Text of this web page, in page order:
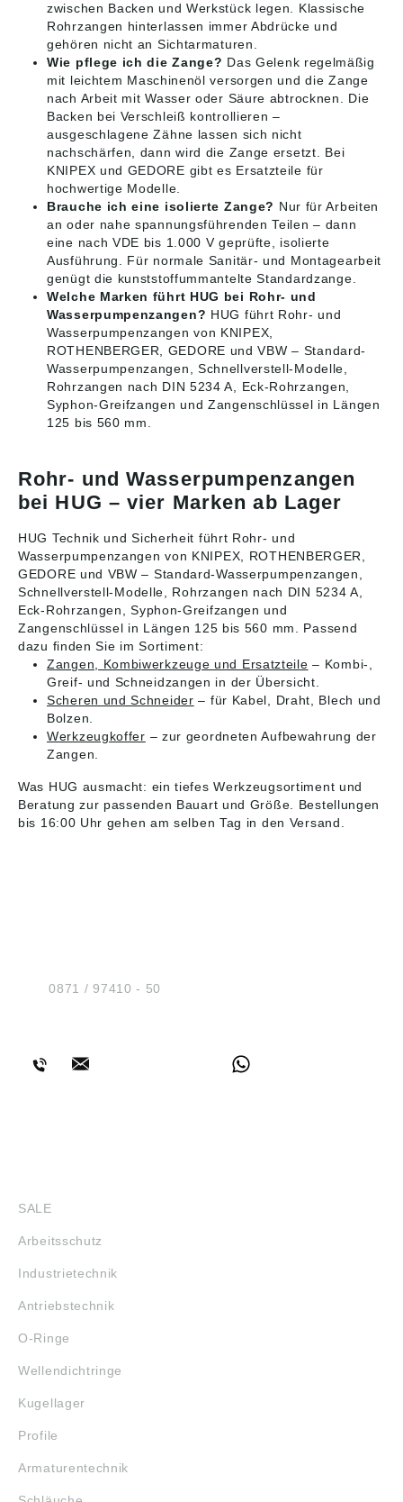
zwischen Backen und Werkstück legen. Klassische
Rohrzangen hinterlassen immer Abdrücke und
gehören nicht an Sichtarmaturen.
Wie pflege ich die Zange? Das Gelenk regelmäßig
mit leichtem Maschinenöl versorgen und die Zange
nach Arbeit mit Wasser oder Säure abtrocknen. Die
Backen bei Verschleiß kontrollieren –
ausgeschlagene Zähne lassen sich nicht
nachschärfen, dann wird die Zange ersetzt. Bei
KNIPEX und GEDORE gibt es Ersatzteile für
hochwertige Modelle.
Brauche ich eine isolierte Zange? Nur für Arbeiten
an oder nahe spannungsführenden Teilen – dann
eine nach VDE bis 1.000 V geprüfte, isolierte
Ausführung. Für normale Sanitär- und Montagearbeit
genügt die kunststoffummantelte Standardzange.
Welche Marken führt HUG bei Rohr- und
Wasserpumpenzangen? HUG führt Rohr- und
Wasserpumpenzangen von KNIPEX,
ROTHENBERGER, GEDORE und VBW – Standard-
Wasserpumpenzangen, Schnellverstell-Modelle,
Rohrzangen nach DIN 5234 A, Eck-Rohrzangen,
Syphon-Greifzangen und Zangenschlüssel in Längen
125 bis 560 mm.
Rohr- und Wasserpumpenzangen
bei HUG – vier Marken ab Lager
HUG Technik und Sicherheit führt Rohr- und
Wasserpumpenzangen von KNIPEX, ROTHENBERGER,
GEDORE und VBW – Standard-Wasserpumpenzangen,
Schnellverstell-Modelle, Rohrzangen nach DIN 5234 A,
Eck-Rohrzangen, Syphon-Greifzangen und
Zangenschlüssel in Längen 125 bis 560 mm. Passend
dazu finden Sie im Sortiment:
Zangen, Kombiwerkzeuge und Ersatzteile – Kombi-,
Greif- und Schneidzangen in der Übersicht.
Scheren und Schneider – für Kabel, Draht, Blech und
Bolzen.
Werkzeugkoffer – zur geordneten Aufbewahrung der
Zangen.
Was HUG ausmacht: ein tiefes Werkzeugsortiment und
Beratung zur passenden Bauart und Größe. Bestellungen
bis 16:00 Uhr gehen am selben Tag in den Versand.
Tel.:0871 / 97410 - 50
SALE
Arbeitsschutz
Industrietechnik
Antriebstechnik
O-Ringe
Wellendichtringe
Kugellager
Profile
Armaturentechnik